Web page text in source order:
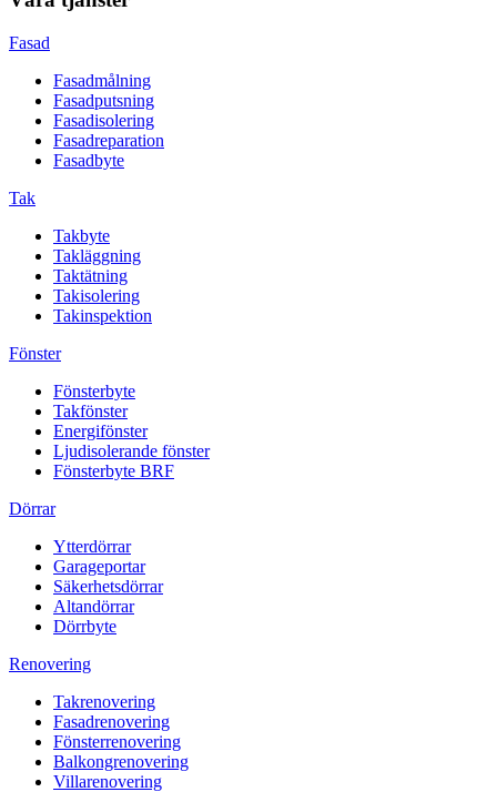
Fasad
Fasadmålning
Fasadputsning
Fasadisolering
Fasadreparation
Fasadbyte
Tak
Takbyte
Takläggning
Taktätning
Takisolering
Takinspektion
Fönster
Fönsterbyte
Takfönster
Energifönster
Ljudisolerande fönster
Fönsterbyte BRF
Dörrar
Ytterdörrar
Garageportar
Säkerhetsdörrar
Altandörrar
Dörrbyte
Renovering
Takrenovering
Fasadrenovering
Fönsterrenovering
Balkongrenovering
Villarenovering